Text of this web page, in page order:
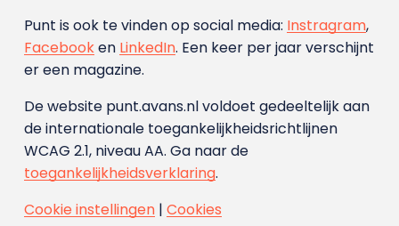
Punt is ook te vinden op social media: Instragram,
Facebooken LinkedIn. Een keer per jaar verschijnt
er een magazine.
De website punt.avans.nl voldoet gedeeltelijk aan
de internationale toegankelijkheidsrichtlijnen
WCAG 2.1, niveau AA. Ga naar de
toegankelijkheidsverklaring.
Cookie instellingen| Cookies